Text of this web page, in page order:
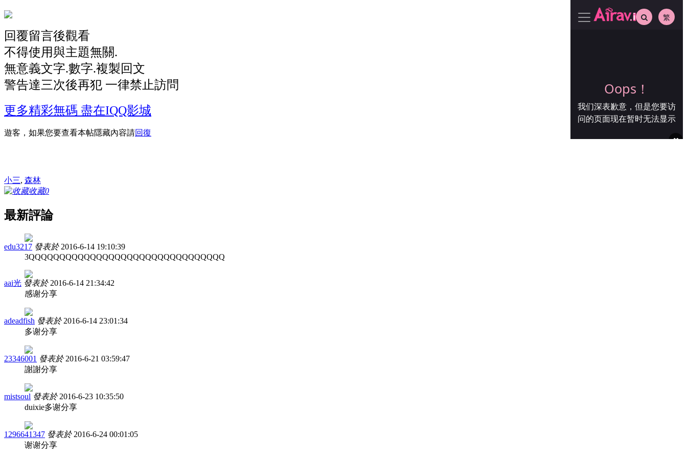
回覆留言後觀看
不得使用與主題無關.
無意義文字.數字.複製回文
警告達三次後再犯 一律禁止訪問
更多精彩無碼 盡在IQQ影城
遊客，如果您要查看本帖隱藏內容請回復
小三, 森林
收藏0
最新評論
edu3217 發表於 2016-6-14 19:10:39
3QQQQQQQQQQQQQQQQQQQQQQQQQQQQQQQQ
aai光 發表於 2016-6-14 21:34:42
感谢分享
adeadfish 發表於 2016-6-14 23:01:34
多谢分享
23346001 發表於 2016-6-21 03:59:47
謝謝分享
mistsoul 發表於 2016-6-23 10:35:50
duixie多谢分享
1296641347 發表於 2016-6-24 00:01:05
谢谢分享